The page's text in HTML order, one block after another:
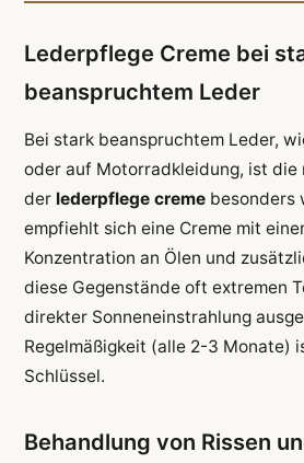
Lederpflege Creme bei
beanspruchtem Leder
Bei stark beanspruchtem Leder,
oder auf Motorradkleidung, ist die
der lederpflege cremebesonders
empfiehlt sich eine Creme mit
Konzentration an Ölen und
diese Gegenstände oft extremen
direkter Sonneneinstrahlung
Regelmäßigkeit (alle 2-3 Monate)
Schlüssel.
Behandlung von Rissen